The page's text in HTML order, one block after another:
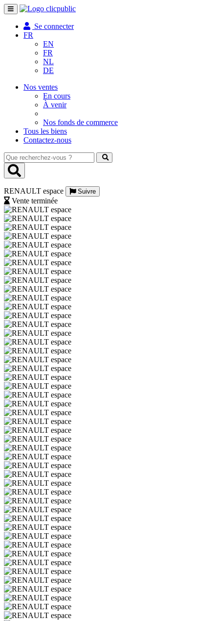
Toggle
navigation
Se connecter
FR
EN
FR
NL
DE
Nos ventes
En cours
À venir
Nos fonds de commerce
Tous les biens
Contactez-nous
Que
recherchez-
vous
RENAULT espace
Suivre
Vente terminée